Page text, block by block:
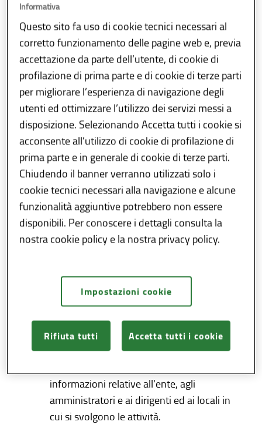
s.m.i.
D.g.r. 18 luglio 2022, n. 6696
D.g.r. 17 ottobre 2022, n. 7180
D.d.u.o. 25 ottobre 2022, n. 15225
D.d.u.o. 28 ottobre 2022, n. 15516
Prima di procedere all’iscrizione definitiva
degli accreditati, Regione Lombardia esegue
controlli desk e in loco.
Come accedere
La domanda, firmata dal legale
rappresentante con Carta Regionale dei
piattaforma web SIUO al seguente
link
I documentida allegare sulla
piattaformasono:
Istanza on-line, ai sensi del D.P.R. n. 445
informazioni relative all'ente, agli
amministratori e ai dirigenti ed ai locali in
cui si svolgono le attività.
Informativa
Questo sito fa uso di cookie tecnici necessari al
corretto funzionamento delle pagine web e, previa
accettazione da parte dell’utente, di cookie di
profilazione di prima parte e di cookie di terze parti
per migliorare l’esperienza di navigazione degli
utenti ed ottimizzare l’utilizzo dei servizi messi a
disposizione. Selezionando Accetta tutti i cookie si
acconsente all’utilizzo di cookie di profilazione di
prima parte e in generale di cookie di terze parti.
Chiudendo il banner verranno utilizzati solo i
cookie tecnici necessari alla navigazione e alcune
funzionalità aggiuntive potrebbero non essere
disponibili. Per conoscere i dettagli consulta la
nostra cookie policy e la nostra privacy policy.
Impostazioni cookie
Rifiuta tutti Accetta tutti i cookie